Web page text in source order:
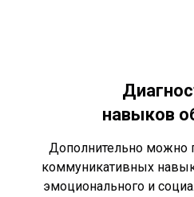
навыков
Дополнительно можно
коммуникативных
эмоционального и